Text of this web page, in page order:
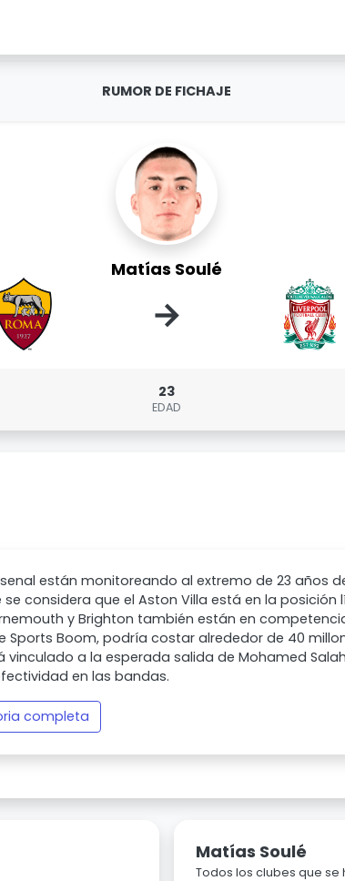
RUMOR DE FICHAJE
Matías Soulé
→
23
EDAD
están monitoreando al extremo de 23 años
considera que el Aston Villa está en la posición
y Brighton también están en
Sports Boom, podría costar alrededor de 40
vinculado a la esperada salida de Mohamed
en las bandas.
completa
Matías Soulé
Todos los clubes que se